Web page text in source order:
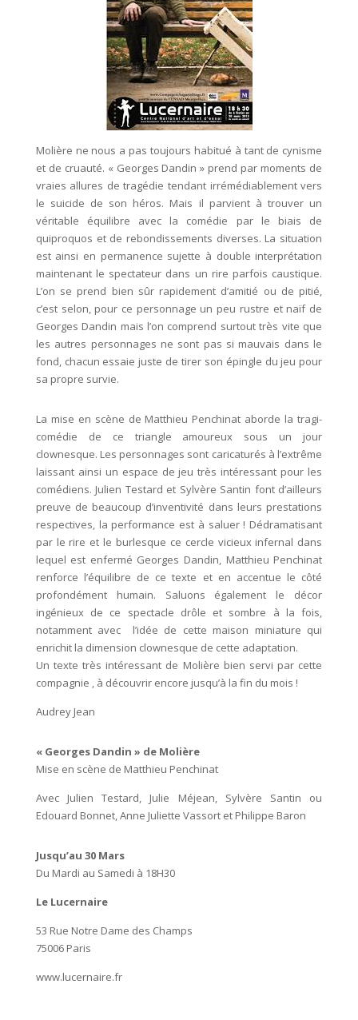
Molière ne nous a pas toujours habitué à tant de cynisme
et de cruauté. « Georges Dandin » prend par moments de
vraies allures de tragédie tendant irrémédiablement vers
le suicide de son héros. Mais il parvient à trouver un
véritable équilibre avec la comédie par le biais de
quiproquos et de rebondissements diverses. La situation
est ainsi en permanence sujette à double interprétation
maintenant le spectateur dans un rire parfois caustique.
L’on se prend bien sûr rapidement d’amitié ou de pitié,
c’est selon, pour ce personnage un peu rustre et naïf de
Georges Dandin mais l’on comprend surtout très vite que
les autres personnages ne sont pas si mauvais dans le
fond, chacun essaie juste de tirer son épingle du jeu pour
sa propre survie.
La mise en scène de Matthieu Penchinat aborde la tragi-
comédie de ce triangle amoureux sous un jour
clownesque. Les personnages sont caricaturés à l’extrême
laissant ainsi un espace de jeu très intéressant pour les
comédiens. Julien Testard et Sylvère Santin font d’ailleurs
preuve de beaucoup d’inventivité dans leurs prestations
respectives, la performance est à saluer ! Dédramatisant
par le rire et le burlesque ce cercle vicieux infernal dans
lequel est enfermé Georges Dandin, Matthieu Penchinat
renforce l’équilibre de ce texte et en accentue le côté
profondément humain. Saluons également le décor
ingénieux de ce spectacle drôle et sombre à la fois,
notamment avec l’idée de cette maison miniature qui
enrichit la dimension clownesque de cette adaptation.
Un texte très intéressant de Molière bien servi par cette
compagnie , à découvrir encore jusqu’à la fin du mois !
Audrey Jean
« Georges Dandin » de Molière
Mise en scène de Matthieu Penchinat
Avec Julien Testard, Julie Méjean, Sylvère Santin ou
Edouard Bonnet, Anne Juliette Vassort et Philippe Baron
Jusqu’au 30 Mars
Du Mardi au Samedi à 18H30
Le Lucernaire
53 Rue Notre Dame des Champs
75006 Paris
www.lucernaire.fr